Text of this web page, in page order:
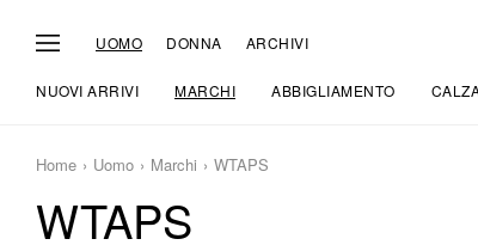
UOMO DONNA ARCHIVI
NUOVI ARRIVI MARCHI ABBIGLIAMENTO
Home Uomo Marchi WTAPS
WTAPS